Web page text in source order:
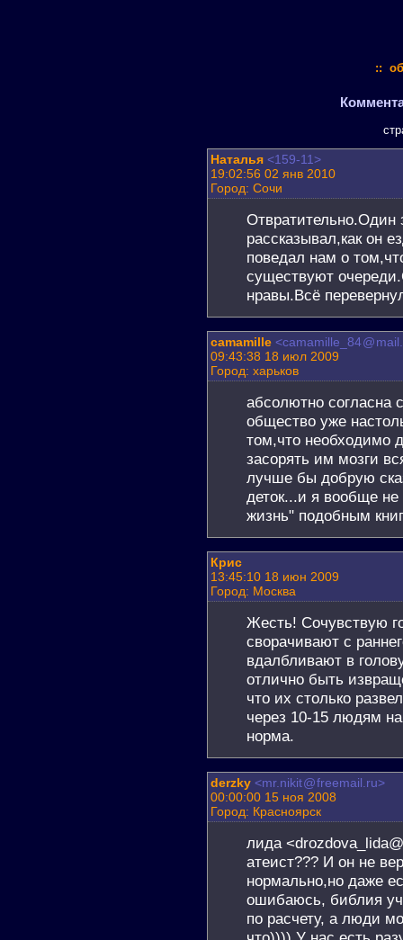
::
Наталья <159-11>
19:02:56 02 янв 2010
Город: Сочи
Отвратительно.Один
рассказывал,как он
поведал нам о
существуют
нравы.Всё
camamille <camamille_84@
09:43:38 18 июл 2009
Город: харьков
абсолютно согласна
общество уже
том,что необходимо
засорять им мозги
лучше бы добрую
деток...и я вообще
жизнь" подобным
Крис
13:45:10 18 июн 2009
Город: Москва
Жесть! Сочувствую
сворачивают с
вдалбливают в
отлично быть
что их столько
через 10-15 людям
норма.
derzky <mr.nikit@freemail.ru>
00:00:00 15 ноя 2008
Город: Красноярск
лида
атеист??? И он не
нормально,но даже
ошибаюсь, библия
по расчету, а люди